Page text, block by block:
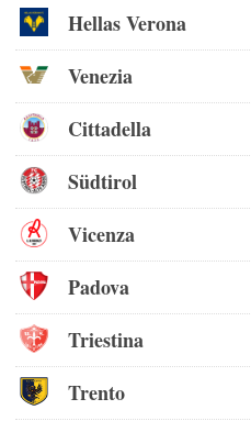
Hellas Verona
Venezia
Cittadella
Südtirol
Vicenza
Padova
Triestina
Trento